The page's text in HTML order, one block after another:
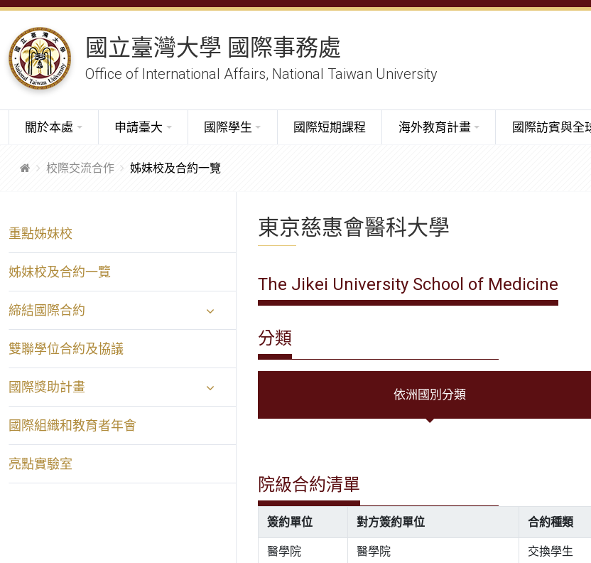
國立臺灣大學 國際事務處
Office of International Affairs, National Taiwan University
關於本處 申請臺大 國際學生 國際短期課程 海外教育計畫 國際訪賓與全
校際交流合作 姊妹校及合約一覽
重點姊妹校
姊妹校及合約一覽
締結國際合約
雙聯學位合約及協議
國際獎助計畫
國際組織和教育者年會
亮點實驗室
東京慈惠會醫科大學
The Jikei University School of Medicine
分類
依洲國別分類
院級合約清單
簽約單位 對方簽約單位 合約種類
醫學院 醫學院 交換學生